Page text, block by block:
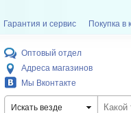
Гарантия и сервис Покупка в
Оптовый отдел
Адреса магазинов
Мы Вконтакте
Искать везде